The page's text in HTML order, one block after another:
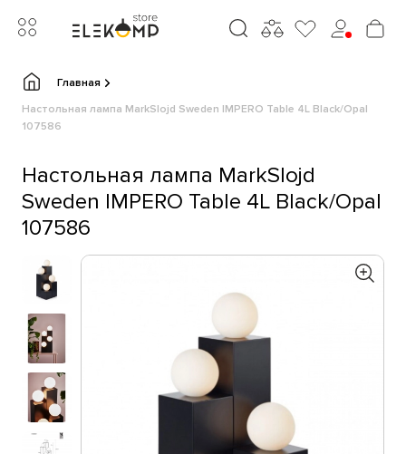
Главная
Настольная лампа MarkSlojd Sweden IMPERO Table 4L Black/Opal
107586
Настольная лампа MarkSlojd
Sweden IMPERO Table 4L Black/Opal
107586